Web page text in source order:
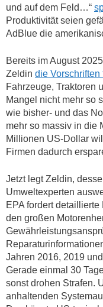
und auf dem Feld…“
Produktivität seien
AdBlue die
Bereits im August
Zeldin die
Fahrzeuge, Traktoren
Mangel nicht mehr so
wie bisher- und das
mehr so massiv in die
Millionen US-Dollar
Firmen dadurch
Jetzt legt Zeldin,
Umweltexperten
EPA fordert
den großen
Jahren 2016, 2019
Gerade einmal 30
sonst drohen Strafen.
anhaltenden